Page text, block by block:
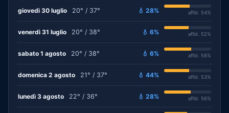
giovedì 30 luglio 20° / 37° 💧 28% affid. 54%
venerdì 31 luglio 20° / 38° 💧 6% affid. 52%
sabato 1 agosto 20° / 38° 💧 6% affid. 58%
domenica 2 agosto 21° / 37° 💧 44% affid. 53%
lunedì 3 agosto 22° / 36° 💧 28% affid. 56%